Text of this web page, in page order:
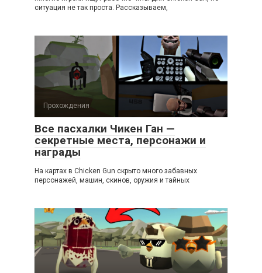
ситуация не так проста. Рассказываем,
Прохождения
Все пасхалки Чикен Ган —
секретные места, персонажи и
награды
На картах в Chicken Gun скрыто много забавных
персонажей, машин, скинов, оружия и тайных